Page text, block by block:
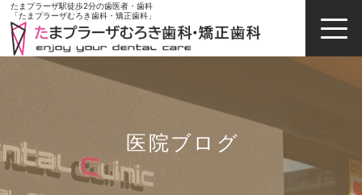
たまプラーザ駅徒歩2分の歯医者・歯科
「たまプラーザむろき歯科・矯正歯科」
医院ブログ